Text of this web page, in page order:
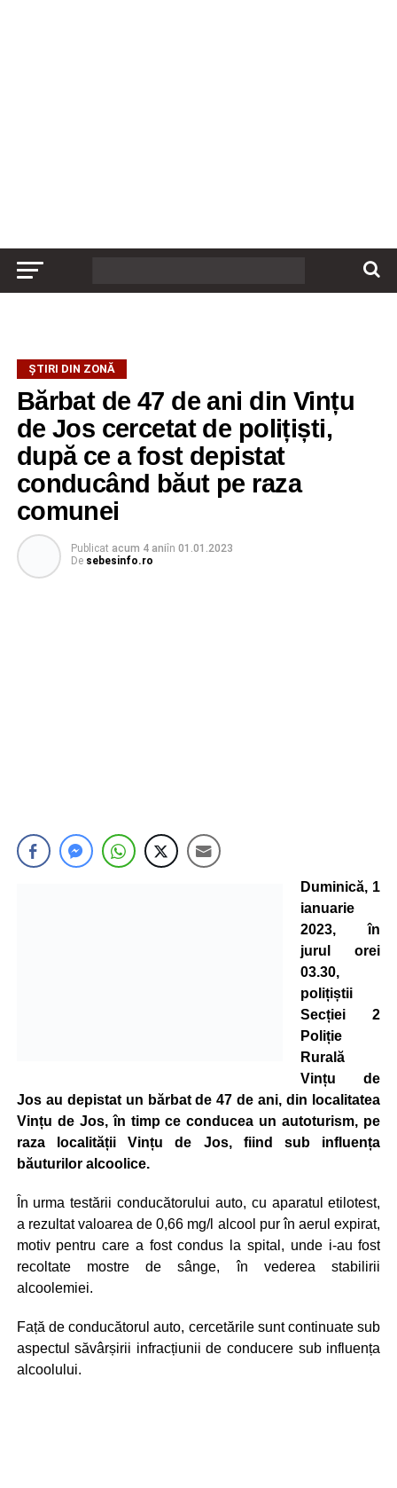
ȘTIRI DIN ZONĂ
Bărbat de 47 de ani din Vințu
de Jos cercetat de polițiști,
după ce a fost depistat
conducând băut pe raza
comunei
Publicat acum 4 aniîn 01.01.2023
De sebesinfo.ro
Duminică, 1
ianuarie
2023, în
jurul orei
03.30,
polițiștii
Secției 2
Poliție
Rurală
Vințu de
Jos au depistat un bărbat de 47 de ani, din localitatea
Vințu de Jos, în timp ce conducea un autoturism, pe
raza localității Vințu de Jos, fiind sub influența
băuturilor alcoolice.
În urma testării conducătorului auto, cu aparatul etilotest,
a rezultat valoarea de 0,66 mg/l alcool pur în aerul expirat,
motiv pentru care a fost condus la spital, unde i-au fost
recoltate mostre de sânge, în vederea stabilirii
alcoolemiei.
Față de conducătorul auto, cercetările sunt continuate sub
aspectul săvârșirii infracțiunii de conducere sub influența
alcoolului.